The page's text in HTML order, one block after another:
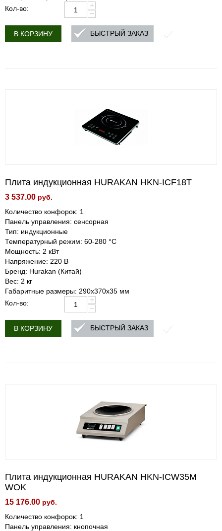
Кол-во:
+
−
В КОРЗИНУ БЫСТРЫЙ ЗАКАЗ
Плита индукционная HURAKAN HKN-ICF18T
3 537.00 руб.
Количество конфорок: 1
Панель управления: сенсорная
Тип: индукционные
Температурный режим: 60-280 °С
Мощность: 2 кВт
Напряжение: 220 В
Бренд: Hurakan (Китай)
Вес: 2 кг
Габаритные размеры: 290x370x35 мм
Кол-во:
+
−
В КОРЗИНУ БЫСТРЫЙ ЗАКАЗ
Плита индукционная HURAKAN HKN-ICW35M
WOK
15 176.00 руб.
Количество конфорок: 1
Панель управления: кнопочная